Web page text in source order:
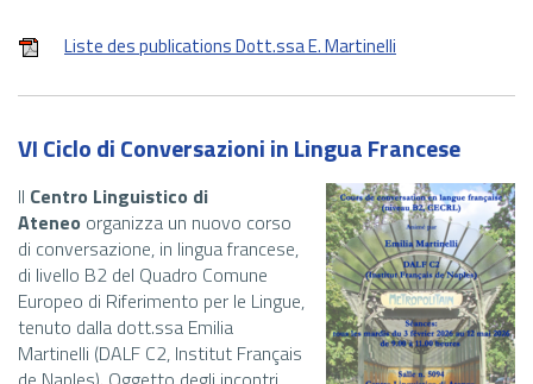
Liste des publications Dott.ssa E. Martinelli
VI Ciclo di Conversazioni in Lingua Francese
Il Centro Linguistico di
Ateneo organizza un nuovo corso
di conversazione, in lingua francese,
di livello B2 del Quadro Comune
Europeo di Riferimento per le Lingue,
tenuto dalla dott.ssa Emilia
Martinelli (DALF C2, Institut Français